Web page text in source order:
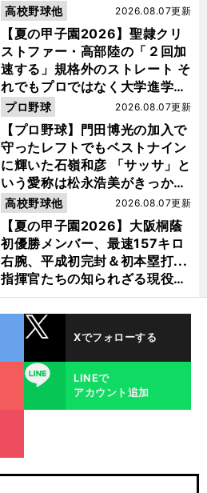
【夏の甲子園2026】聖隷クリ
ストファー・高部陸の「２回加
速する」規格外のストレート そ
れでもプロではなく大学進学を
選ぶ理由
2026.08.07更新
高校野球他
【プロ野球】門田博光の加入で
守ったレフトでもベストナイン
に輝いた石嶺和彦 「サッサ」と
いう愛称は松永浩美がきっか
け？
2026.08.07更新
プロ野球
【夏の甲子園2026】大阪桐蔭
初優勝メンバー、最速157キロ
右腕、平成初完封＆初本塁打...
指揮官たちの知られざる現役時
代
2026.08.07更新
高校野球他
Xでフォローする
LINE
LINEで
アカウント追加